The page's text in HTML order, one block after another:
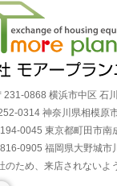
231-0868 横浜市中区 石
0314 神奈川県相模原
0045 東京都町田市南
0905 福岡県大野城市
ため、来店されないよ